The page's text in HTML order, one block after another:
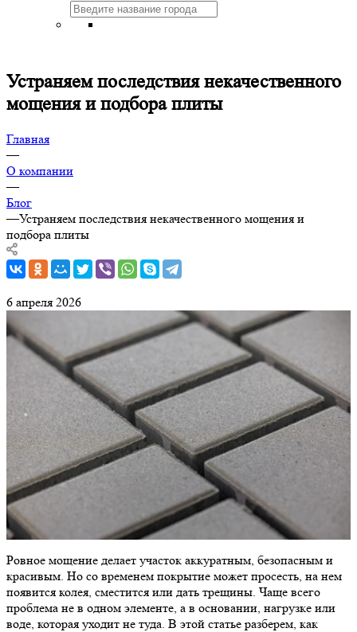
Устраняем последствия некачественного
мощения и подбора плиты
Главная
—
О компании
—
Блог
—Устраняем последствия некачественного мощения и
подбора плиты
6 апреля 2026
Ровное мощение делает участок аккуратным, безопасным и
красивым. Но со временем покрытие может просесть, на нем
появится колея, сместится или дать трещины. Чаще всего
проблема не в одном элементе, а в основании, нагрузке или
воде, которая уходит не туда. В этой статье разберем, как